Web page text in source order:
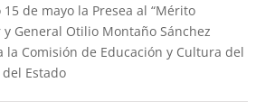
de mayo la Presea al “Mérito
y General Otilio Montaño Sánchez
la Comisión de Educación y Cultura del
Estado
al Sistema de Gestión